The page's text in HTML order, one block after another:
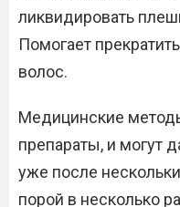
ликвидировать
Помогает
волос.
Медицинские
препараты, и могут
уже после
порой в несколько